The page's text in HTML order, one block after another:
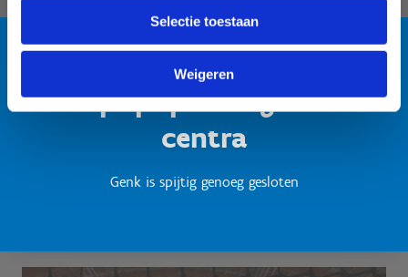
Selectie toestaan
Weigeren
Test popup titel gesloten
centra
Genk is spijtig genoeg gesloten